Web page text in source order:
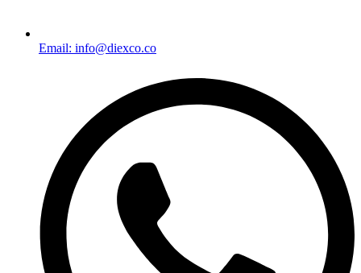
Email: info@diexco.co